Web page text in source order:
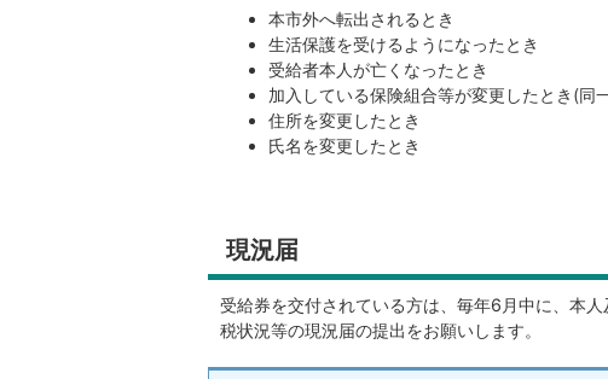
本市外へ転出されるとき
生活保護を受けるようになったとき
受給者本人が亡くなったとき
加入している保険組合等が変更したとき(同
住所を変更したとき
氏名を変更したとき
現況届
受給券を交付されている方は、毎年6月中に、本
税状況等の現況届の提出をお願いします。